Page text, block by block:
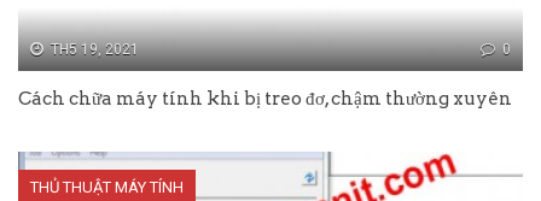
TH5 19, 2021 0
Cách chữa máy tính khi bị treo đơ, chậm thường xuyên
THỦ THUẬT MÁY TÍNH